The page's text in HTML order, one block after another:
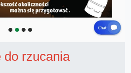
do rzucania